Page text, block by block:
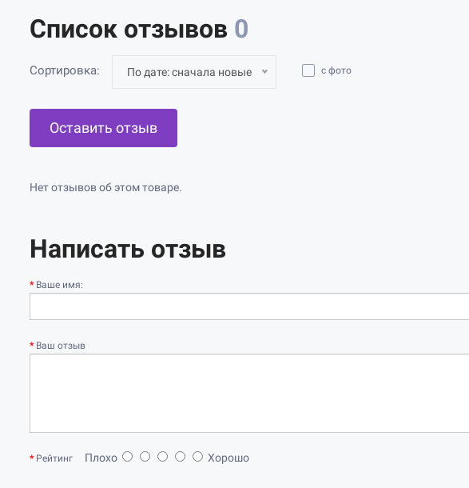
Список отзывов 0
Сортировка: По дате: сначала новые с фото
Оставить отзыв
Нет отзывов об этом товаре.
Написать отзыв
Ваше имя:
Ваш отзыв
Рейтинг Плохо Хорошо